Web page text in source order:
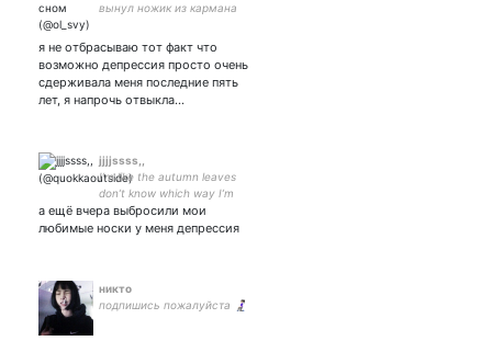
вынул ножик из кармана
я не отбрасываю тот факт что
возможно депрессия просто очень
сдерживала меня последние пять
лет, я напрочь отвыкла…
jjjjssss,,
I’m like the autumn leaves
don’t know which way I’m
blowing ;; entp ; sun gemini ;
moon leo 💫
а ещё вчера выбросили мои
любимые носки у меня депрессия
никто
подпишись пожалуйста 🧎🏻‍♀️